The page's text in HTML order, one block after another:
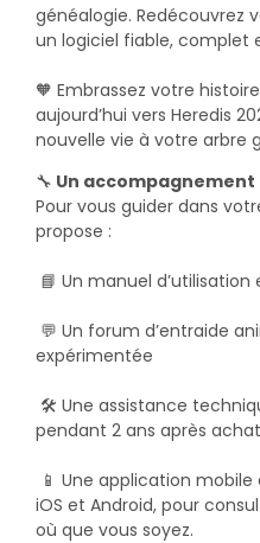
généalogie. Redécouvrez
un logiciel fiable, complet
🧡 Embrassez votre
aujourd’hui vers Heredis
nouvelle vie à votre arbre
🔧 Un
Pour vous guider dans
propose :
📘 Un manuel d’utilisation
💬 Un forum d’entraide
expérimentée
🛠️ Une assistance
pendant 2 ans après achat
📱 Une application
iOS et Android, pour
où que vous soyez.